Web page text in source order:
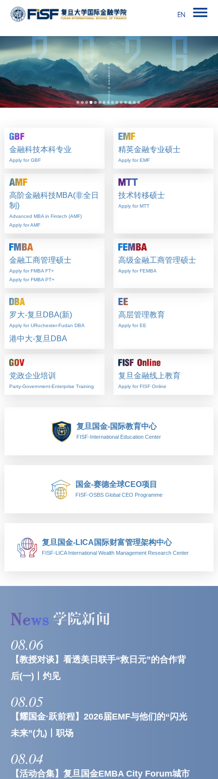
金融科技本科专业
Apply for GBF
精英金融专业硕士
Apply for EMF
高阶金融科技MBA(非全日
制)
Advanced MBA in Fintech (AMF)
Apply for AMF
技术转移硕士
Apply for MTT
金融工商管理硕士
Apply for FMBA FT+
Apply for FMBA PT+
高级金融工商管理硕士
Apply for FEMBA
罗大-复旦DBA(新)
Apply for URochester-Fudan DBA
港中大-复旦DBA
高层管理教育
Apply for EE
党政企业培训
Party-Government-Enterprise Training
复旦金融线上教育
Apply for FISF Online
复旦国金-国际教育中心
FISF-International Education Center
国金-赛德全球CEO项目
FISF-OSBS Global CEO Programme
复旦国金-LICA国际财富管理架构中心
FISF-LICA International Wealth Management Research Center
08.06
【教授对谈】看透美日联手“救日元”的合作背
后(一)丨灼见
08.05
【耀国金·跃前程】2026届EMF与他们的“闪光
未来”(九)丨职场
08.04
【活动合集】复旦国金EMBA City Forum城市